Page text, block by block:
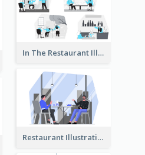
In The Restaurant Illustration
Restaurant Illustration